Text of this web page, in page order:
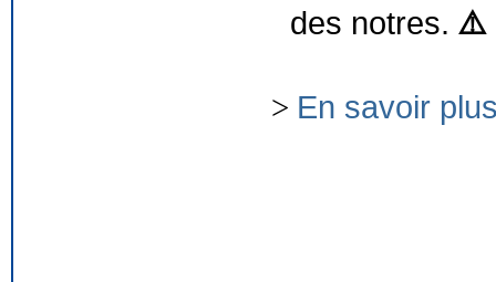
des notres. ⚠️
> En savoir